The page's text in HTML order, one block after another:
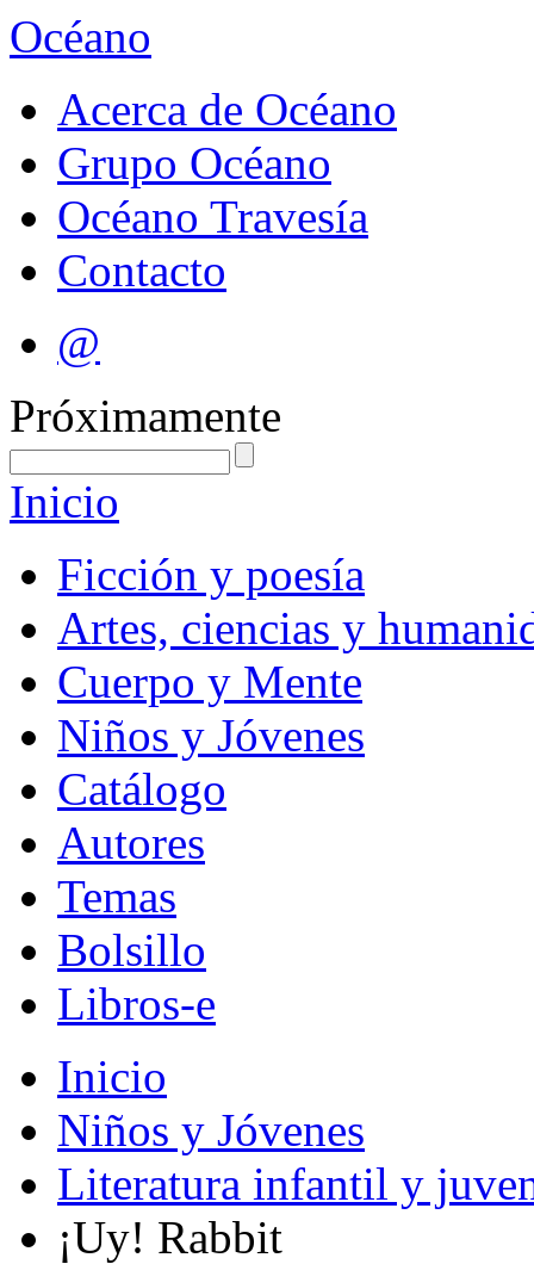
Océano
Acerca de Océano
Grupo Océano
Océano Travesía
Contacto
@
Próximamente
Inicio
Ficción y poesía
Artes, ciencias y
Cuerpo y Mente
Niños y Jóvenes
Catálogo
Autores
Temas
Bolsillo
Libros-e
Inicio
Niños y Jóvenes
Literatura infantil y
¡Uy! Rabbit